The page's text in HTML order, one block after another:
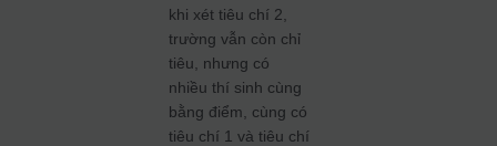
khi xét tiêu chí 2,
trường vẫn còn chỉ
tiêu, nhưng có
nhiều thí sinh cùng
bằng điểm, cùng có
tiêu chí 1 và tiêu chí